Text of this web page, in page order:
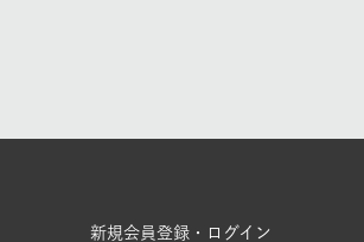
新規会員登録・ログイン